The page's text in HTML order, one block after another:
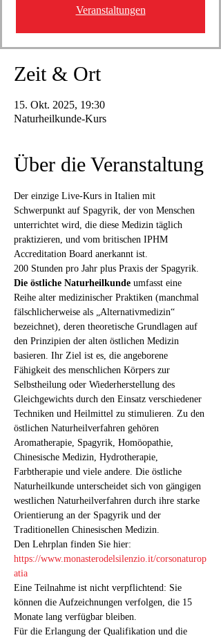
Veranstaltungen
Zeit & Ort
15. Okt. 2025, 19:30
Naturheilkunde-Kurs
Über die Veranstaltung
Der einzige Live-Kurs in Italien mit
Schwerpunkt auf Spagyrik, der von Menschen
unterrichtet wird, die diese Medizin täglich
praktizieren, und vom britischen IPHM
Accreditation Board anerkannt ist.
200 Stunden pro Jahr plus Praxis der Spagyrik.
Die östliche Naturheilkunde umfasst eine
Reihe alter medizinischer Praktiken (manchmal
fälschlicherweise als „Alternativmedizin“
bezeichnet), deren theoretische Grundlagen auf
den Prinzipien der alten östlichen Medizin
basieren. Ihr Ziel ist es, die angeborene
Fähigkeit des menschlichen Körpers zur
Selbstheilung oder Wiederherstellung des
Gleichgewichts durch den Einsatz verschiedener
Techniken und Heilmittel zu stimulieren. Zu den
östlichen Naturheilverfahren gehören
Aromatherapie, Spagyrik, Homöopathie,
Chinesische Medizin, Hydrotherapie,
Farbtherapie und viele andere. Die östliche
Naturheilkunde unterscheidet sich von gängigen
westlichen Naturheilverfahren durch ihre starke
Orientierung an der Spagyrik und der
Traditionellen Chinesischen Medizin.
Den Lehrplan finden Sie hier:
https://www.monasterodelsilenzio.it/corsonaturop
atia
Eine Teilnahme ist nicht verpflichtend: Sie
können die Aufzeichnungen verfolgen, die 15
Monate lang verfügbar bleiben.
Für die Erlangung der Qualifikation und die